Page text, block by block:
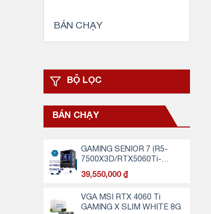
BÁN CHẠY
BỘ LỌC
BÁN CHẠY
GAMING SENIOR 7 (R5-
7500X3D/RTX5060Ti-
16GB/32GB RAM/500GB
SSD NVMe)
39,550,000 ₫
VGA MSI RTX 4060 Ti
GAMING X SLIM WHITE 8G